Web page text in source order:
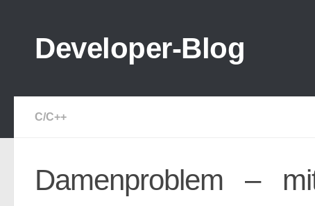
Developer-Blog
C/C++
Damenproblem –